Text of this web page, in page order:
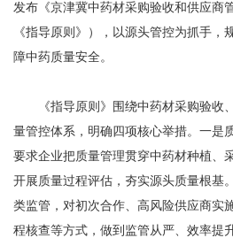
发布《京津冀中药材采购验收和供应商
《指导原则》），以源头管控为抓手，
障中药质量安全。
《指导原则》围绕中药材采购验收
量管控体系，明确四项核心举措。一是
要求企业把质量管理贯穿中药材种植、
开展质量过程评估，夯实源头质量根基
类监管，对初次合作、高风险供应商实
程核查等方式，做到监管从严、效率提